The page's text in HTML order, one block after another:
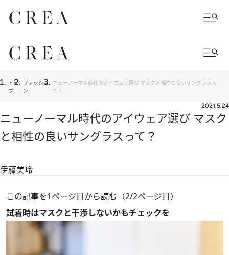
トッ
プ
ファッショ
ン
ニューノーマル時代のアイウェア選び マスクと相性の良いサングラスっ
て？
2021.5.24
ニューノーマル時代のアイウェア選び マスク
と相性の良いサングラスって？
伊藤美玲
この記事を1ページ目から読む（2/2ページ目）
試着時はマスクと干渉しないかもチェックを